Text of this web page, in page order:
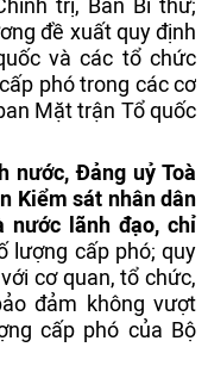
trị, Ban Bí thư;
đề xuất quy định
và các tổ chức
phó trong các cơ
Mặt trận Tổ quốc
nước, Đảng uỷ Toà
Kiểm sát nhân dân
nước lãnh đạo, chỉ
lượng cấp phó; quy
cơ quan, tổ chức,
đảm không vượt
cấp phó của Bộ